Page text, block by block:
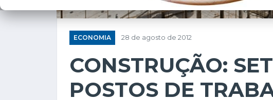
ECONOMIA 28 de agosto de 2012
CONSTRUÇÃO:
POSTOS DE